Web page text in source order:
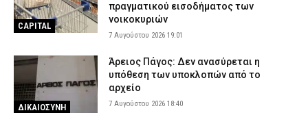
CAPITAL
πραγματικού εισοδήματος των
νοικοκυριών
7 Αυγούστου 2026 19:01
ΔΙΚΑΙΟΣΥΝΗ
Άρειος Πάγος: Δεν ανασύρεται η
υπόθεση των υποκλοπών από το
αρχείο
7 Αυγούστου 2026 18:40